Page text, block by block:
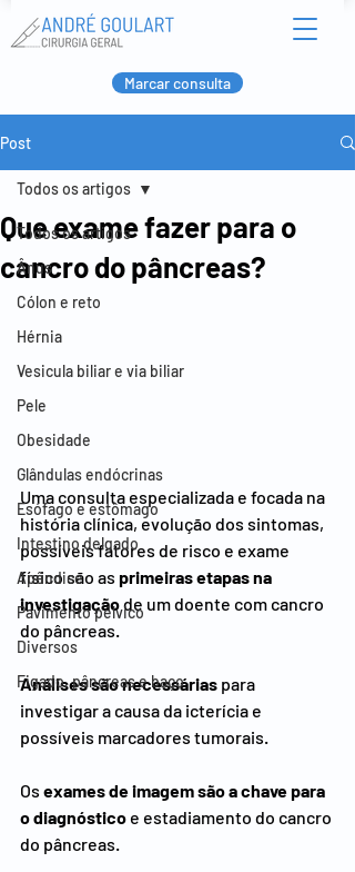
Marcar consulta
Post
Todos os artigos
Ânus
Cólon e reto
Hérnia
Vesicula biliar e via biliar
Pele
Obesidade
Glândulas endócrinas
Esófago e estômago
Intestino delgado
Apêndice
Pavimento pélvico
Diversos
Figado, pâncreas e baço
Todos os artigos
Que exame fazer para o
cancro do pâncreas?
Uma consulta especializada e focada na
história clínica, evolução dos sintomas,
possíveis fatores de risco e exame
físico são as primeiras etapas na
investigação de um doente com cancro
do pâncreas.
Análises são necessárias para
investigar a causa da icterícia e
possíveis marcadores tumorais.
Os exames de imagem são a chave para
o diagnóstico e estadiamento do cancro
do pâncreas.